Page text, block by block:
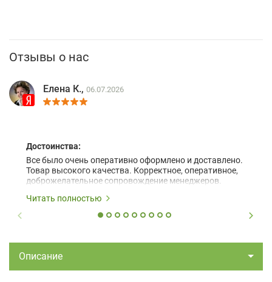
Отзывы о нас
Елена К., 06.07.2026
Достоинства:
Все было очень оперативно оформлено и доставлено.
Товар высокого качества. Корректное, оперативное,
доброжелательное сопровождение менеджеров.
Читать полностью
Описание